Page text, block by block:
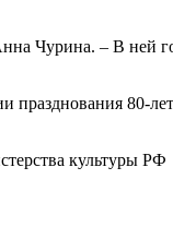
Чурина. – В ней
празднования 80-
культуры РФ